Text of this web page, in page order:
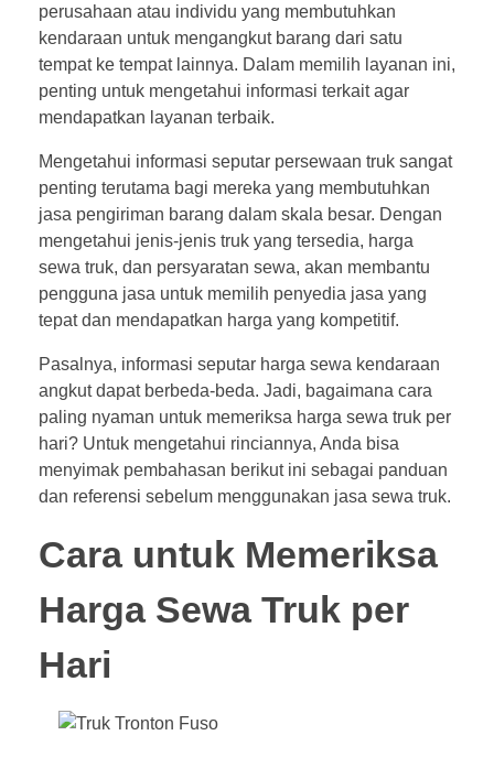
perusahaan atau individu yang membutuhkan
kendaraan untuk mengangkut barang dari satu
tempat ke tempat lainnya. Dalam memilih layanan ini,
penting untuk mengetahui informasi terkait agar
mendapatkan layanan terbaik.
Mengetahui informasi seputar persewaan truk sangat
penting terutama bagi mereka yang membutuhkan
jasa pengiriman barang dalam skala besar. Dengan
mengetahui jenis-jenis truk yang tersedia, harga
sewa truk, dan persyaratan sewa, akan membantu
pengguna jasa untuk memilih penyedia jasa yang
tepat dan mendapatkan harga yang kompetitif.
Pasalnya, informasi seputar harga sewa kendaraan
angkut dapat berbeda-beda. Jadi, bagaimana cara
paling nyaman untuk memeriksa harga sewa truk per
hari? Untuk mengetahui rinciannya, Anda bisa
menyimak pembahasan berikut ini sebagai panduan
dan referensi sebelum menggunakan jasa sewa truk.
Cara untuk Memeriksa
Harga Sewa Truk per
Hari